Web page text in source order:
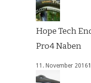
Hope Tech
Pro4 Naben
11. November 2016